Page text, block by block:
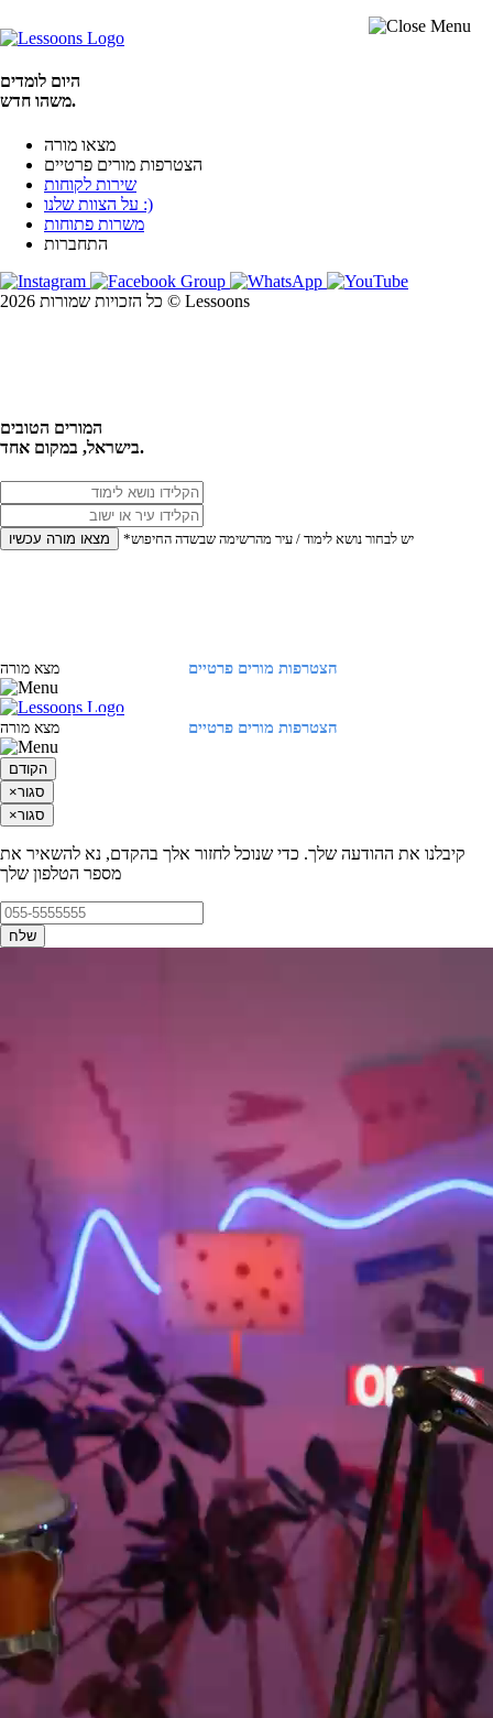
היום לומדים
משהו חדש.
מצאו מורה
הצטרפות מורים פרטיים
שירות לקוחות
על הצוות שלנו :)
משרות פתוחות
התחברות
כל הזכויות שמורות 2026 © Lessoons
המורים הטובים
בישראל, במקום אחד.
מצאו מורה עכשיו *יש לבחור נושא לימוד / עיר מהרשימה שבשדה החיפוש
הצטרפות מורים פרטיים מצא מורה
הצטרפות מורים פרטיים מצא מורה
הקודם
×סגור
×סגור
קיבלנו את ההודעה שלך. כדי שנוכל לחזור אלך בהקדם, נא להשאיר את
מספר הטלפון שלך
שלח